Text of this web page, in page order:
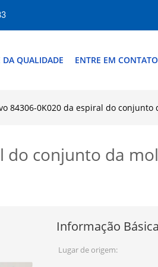
DA QUALIDADE ENTRE EM
84306-0K020 da espiral do
conjunto da
Informação Básica
Lugar de origem: